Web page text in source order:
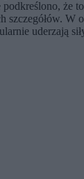
że
szczegółów. W
uderzają